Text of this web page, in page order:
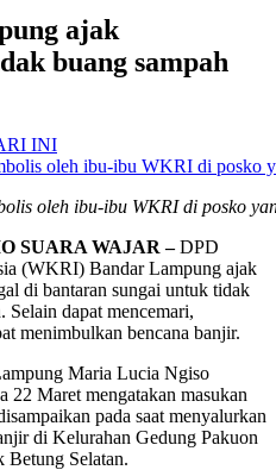
ajak
buang sampah
INI
oleh ibu-ibu WKRI di posko
SUARA WAJAR –DPD
(WKRI) Bandar Lampung ajak
di bantaran sungai untuk tidak
Selain dapat mencemari,
menimbulkan bencana banjir.
Maria Lucia Ngiso
22 Maret mengatakan masukan
pada saat menyalurkan
di Kelurahan Gedung Pakuon
Betung Selatan.